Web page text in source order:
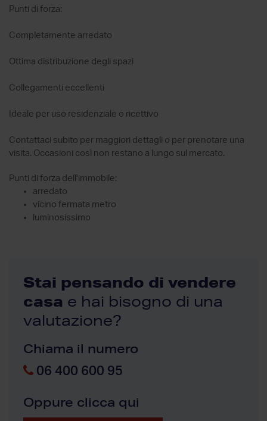
Punti di forza:
Completamente arredato
Ottima distribuzione degli spazi
Collegamenti eccellenti
Ideale per uso residenziale o ricettivo
Contattaci subito per maggiori dettagli o per prenotare una
visita. Occasioni così non restano a lungo sul mercato.
Punti di forza dell'immobile:
arredato
vicino fermata metro
luminosissimo
Stai pensando di vendere
casa e hai bisogno di una
valutazione?
Chiama il numero
06 400 600 95
Oppure clicca qui